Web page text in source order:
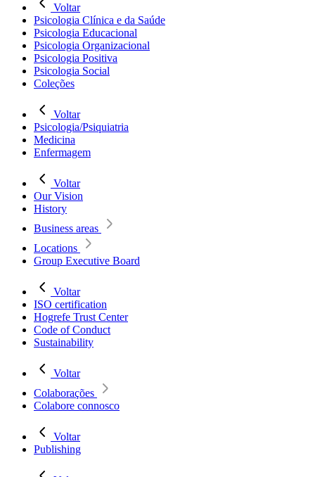
Voltar
Psicologia Clínica e da Saúde
Psicologia Educacional
Psicologia Organizacional
Psicologia Positiva
Psicologia Social
Coleções
Voltar
Psicologia/Psiquiatria
Medicina
Enfermagem
Voltar
Our Vision
History
Business areas
Locations
Group Executive Board
Voltar
ISO certification
Hogrefe Trust Center
Code of Conduct
Sustainability
Voltar
Colaborações
Colabore connosco
Voltar
Publishing